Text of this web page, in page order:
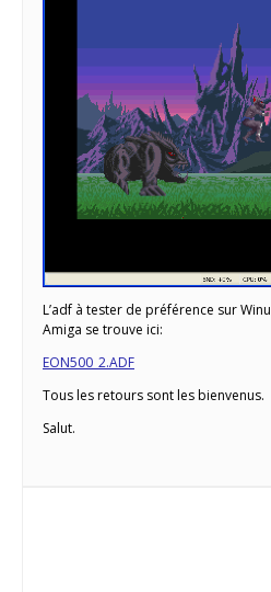
L’adf à tester de préférence sur
Amiga se trouve ici:
EON500_2.ADF
Tous les retours sont les bienvenus.
Salut.